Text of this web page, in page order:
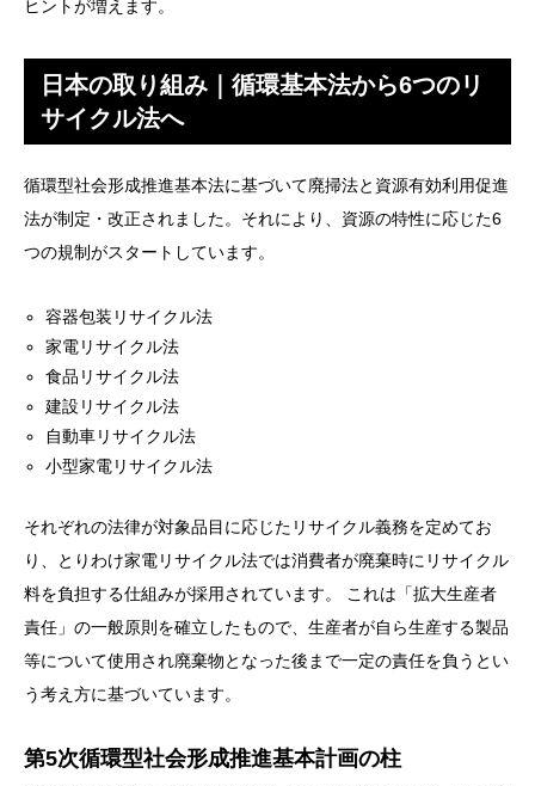
ヒントが増えます。
日本の取り組み｜循環基本法から6つのリ
サイクル法へ
循環型社会形成推進基本法に基づいて廃掃法と資源有効利用促進
法が制定・改正されました。それにより、資源の特性に応じた6
つの規制がスタートしています。
容器包装リサイクル法
家電リサイクル法
食品リサイクル法
建設リサイクル法
自動車リサイクル法
小型家電リサイクル法
それぞれの法律が対象品目に応じたリサイクル義務を定めてお
り、とりわけ家電リサイクル法では消費者が廃棄時にリサイクル
料を負担する仕組みが採用されています。 これは「拡大生産者
責任」の一般原則を確立したもので、生産者が自ら生産する製品
等について使用され廃棄物となった後まで一定の責任を負うとい
う考え方に基づいています。
第5次循環型社会形成推進基本計画の柱